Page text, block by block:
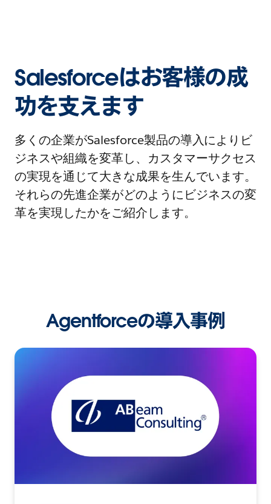
Salesforceはお客様の成
功を支えます
多くの企業がSalesforce製品の導入によりビ
ジネスや組織を変革し、カスタマーサクセス
の実現を通じて大きな成果を生んでいます。
それらの先進企業がどのようにビジネスの変
革を実現したかをご紹介します。
Agentforceの導入事例